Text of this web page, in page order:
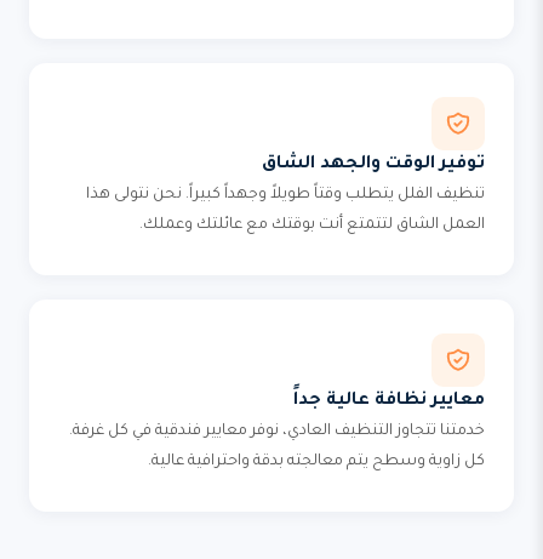
توفير الوقت والجهد الشاق
تنظيف الفلل يتطلب وقتاً طويلاً وجهداً كبيراً. نحن نتولى هذا
العمل الشاق لتتمتع أنت بوقتك مع عائلتك وعملك.
معايير نظافة عالية جداً
خدمتنا تتجاوز التنظيف العادي، نوفر معايير فندقية في كل غرفة.
كل زاوية وسطح يتم معالجته بدقة واحترافية عالية.